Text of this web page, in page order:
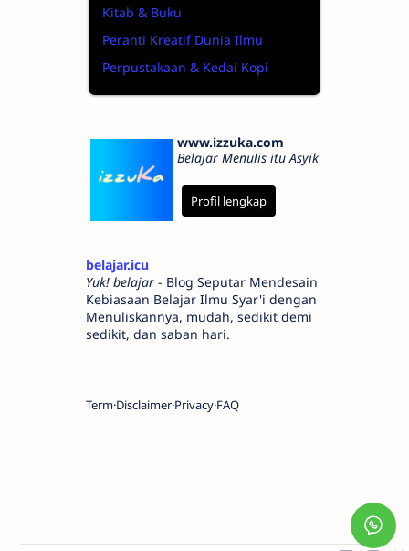
Kitab & Buku
Peranti Kreatif Dunia Ilmu
Perpustakaan & Kedai Kopi
www.izzuka.com
Belajar Menulis itu Asyik
Profil lengkap
belajar.icu
Yuk! belajar - Blog Seputar Mendesain
Kebiasaan Belajar Ilmu Syar'i dengan
Menuliskannya, mudah, sedikit demi
sedikit, dan saban hari.
Term Disclaimer Privacy FAQ